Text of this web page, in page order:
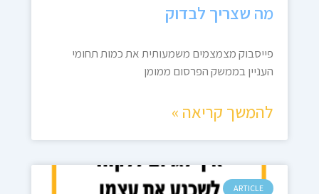
מה שצריך לבדוק
פייסבוק מצמצמים משמעותית את כמות תחומי
העניין בממשק הפרסום ממומן
להמשך קריאה »
ARTICLE